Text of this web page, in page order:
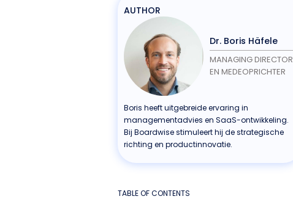
AUTHOR
Dr. Boris Häfele
MANAGING DIRECTOR
EN MEDEOPRICHTER
Boris heeft uitgebreide ervaring in
managementadvies en SaaS-ontwikkeling.
Bij Boardwise stimuleert hij de strategische
richting en productinnovatie.
TABLE OF CONTENTS